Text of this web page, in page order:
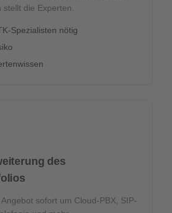
die Experten.
Spezialisten nötig
des
sofort um Cloud-PBX, SIP-